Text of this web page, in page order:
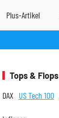
Tops & Flops
DAX US Tech 100